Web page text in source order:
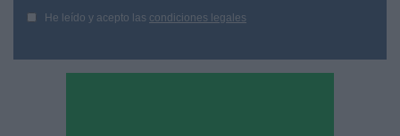
He leído y acepto las condiciones legales